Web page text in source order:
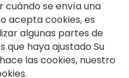
cuándo se envía una
acepta cookies, es
algunas partes de
que haya ajustado Su
las cookies, nuestro